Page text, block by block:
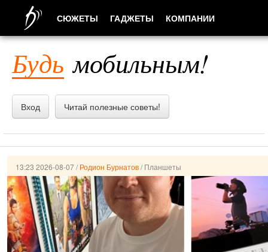
Будь мобильным!
Вход Читай полезные советы!
13:23 2026-08-07/Родион Бурнатов/Планшеты
СЮЖЕТЫ ГАДЖЕТЫ КОМПАНИИ
ПРИЛОЖЕНИЯ